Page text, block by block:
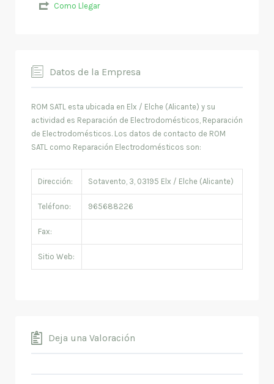
Como Llegar
Datos de la Empresa
ROM SATL esta ubicada en Elx / Elche (Alicante) y su
actividad es Reparación de Electrodomésticos, Reparación
de Electrodomésticos. Los datos de contacto de ROM
SATL como Reparación Electrodomésticos son:
Dirección: Sotavento, 3, 03195 Elx / Elche (Alicante)
Teléfono: 965688226
Fax:
Sitio Web:
Deja una Valoración